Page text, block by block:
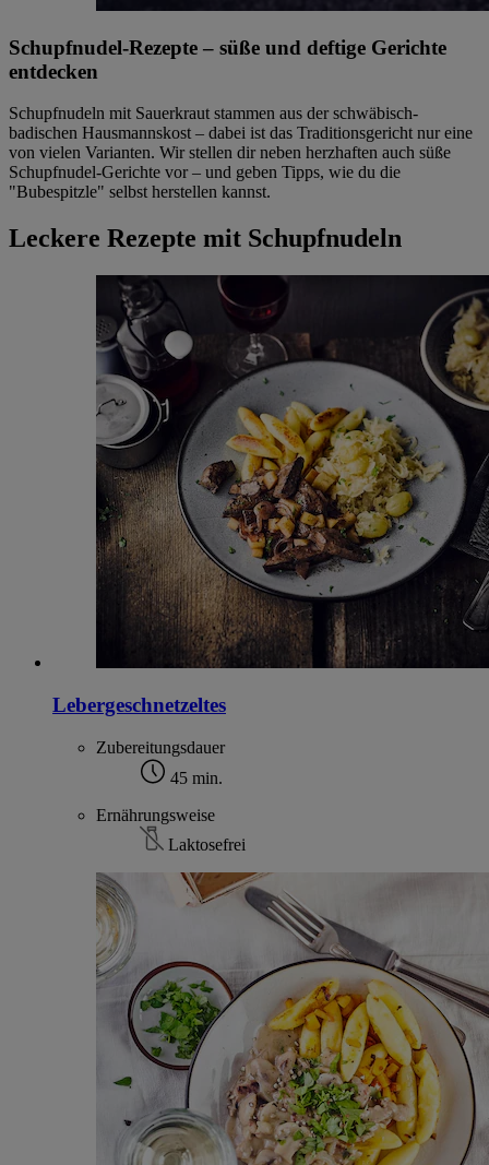
Schupfnudel-Rezepte – süße und deftige Gerichte
entdecken
Schupfnudeln mit Sauerkraut stammen aus der schwäbisch-
badischen Hausmannskost – dabei ist das Traditionsgericht nur eine
von vielen Varianten. Wir stellen dir neben herzhaften auch süße
Schupfnudel-Gerichte vor – und geben Tipps, wie du die
"Bubespitzle" selbst herstellen kannst.
Leckere Rezepte mit Schupfnudeln
Lebergeschnetzeltes
Zubereitungsdauer
45 min.
Ernährungsweise
Laktosefrei